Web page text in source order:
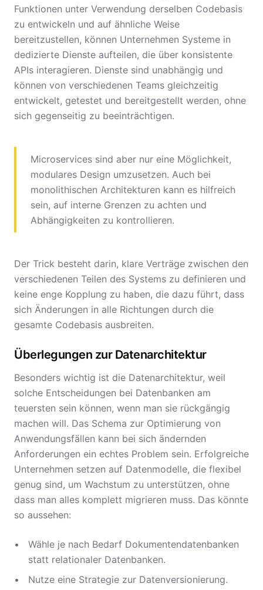
Funktionen unter Verwendung derselben Codebasis
zu entwickeln und auf ähnliche Weise
bereitzustellen, können Unternehmen Systeme in
dedizierte Dienste aufteilen, die über konsistente
APIs interagieren. Dienste sind unabhängig und
können von verschiedenen Teams gleichzeitig
entwickelt, getestet und bereitgestellt werden, ohne
sich gegenseitig zu beeinträchtigen.
Microservices sind aber nur eine Möglichkeit,
modulares Design umzusetzen. Auch bei
monolithischen Architekturen kann es hilfreich
sein, auf interne Grenzen zu achten und
Abhängigkeiten zu kontrollieren.
Der Trick besteht darin, klare Verträge zwischen den
verschiedenen Teilen des Systems zu definieren und
keine enge Kopplung zu haben, die dazu führt, dass
sich Änderungen in alle Richtungen durch die
gesamte Codebasis ausbreiten.
Überlegungen zur Datenarchitektur
Besonders wichtig ist die Datenarchitektur, weil
solche Entscheidungen bei Datenbanken am
teuersten sein können, wenn man sie rückgängig
machen will. Das Schema zur Optimierung von
Anwendungsfällen kann bei sich ändernden
Anforderungen ein echtes Problem sein. Erfolgreiche
Unternehmen setzen auf Datenmodelle, die flexibel
genug sind, um Wachstum zu unterstützen, ohne
dass man alles komplett migrieren muss. Das könnte
so aussehen:
Wähle je nach Bedarf Dokumentendatenbanken
statt relationaler Datenbanken.
Nutze eine Strategie zur Datenversionierung.